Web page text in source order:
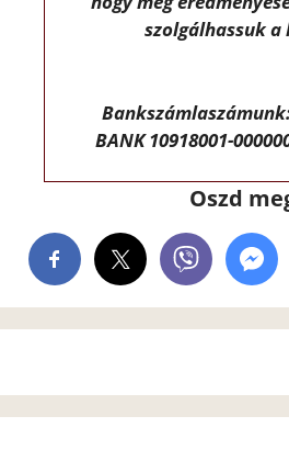
szolgálhassuk
Bankszámlaszámunk:
BANK 10918001-
Oszd